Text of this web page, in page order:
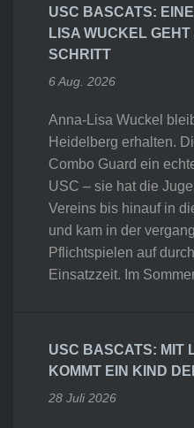
USC BASCATS:
LISA WUCKEL
SCHRITT
6 Aug. 2026
Anna-Lisa Wuckel
Heidelberg erhalten.
Combo Guard ein
USC – sie hat die
Vereins bis hinauf in
und kam in der
Pflichtspielen auf
Einsatzzeit. Im
USC BASCATS: MIT
KOMMT EIN KIND
28 Juli 2026